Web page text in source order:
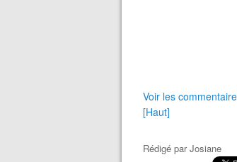
Voir les
[Haut]
Rédigé parJosiane